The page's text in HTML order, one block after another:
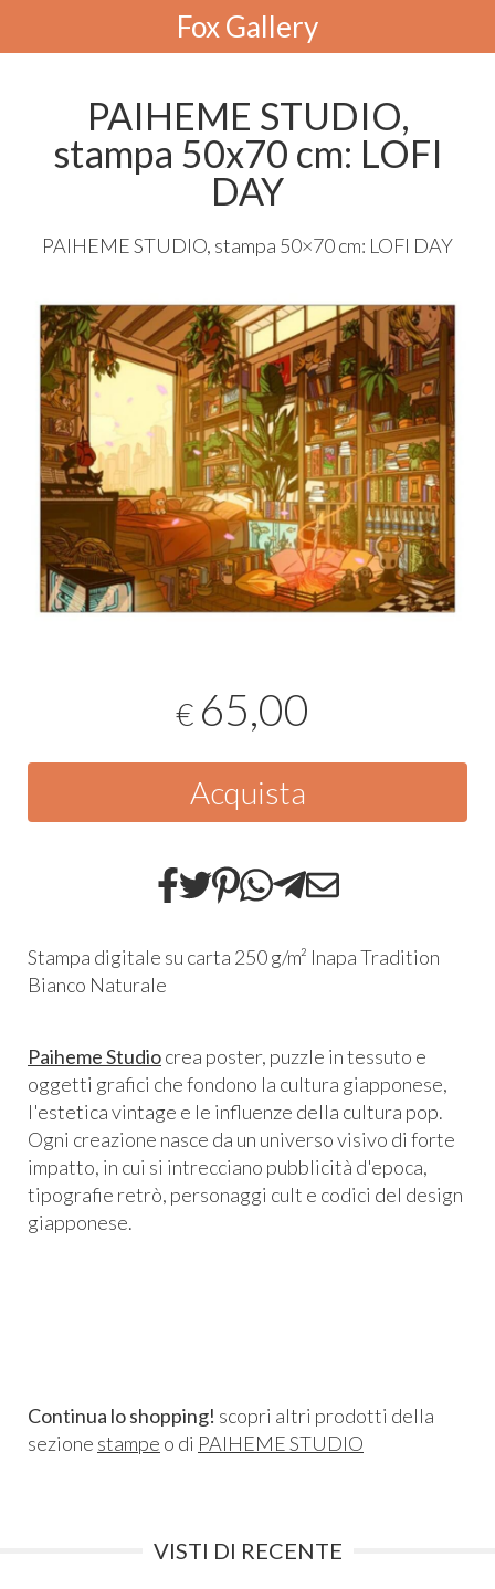
Fox Gallery
PAIHEME STUDIO,
stampa 50x70 cm: LOFI
DAY
PAIHEMESTUDIO, stampa 50×70 cm: LOFI DAY
€ 65,00
Acquista
Stampa digitale su carta 250 g/m² Inapa Tradition
Bianco Naturale
Paiheme Studiocrea poster, puzzle in tessuto e
oggetti grafici che fondono la cultura giapponese,
l'estetica vintage e le influenze della cultura pop.
Ogni creazione nasce da un universo visivo di forte
impatto, in cui si intrecciano pubblicità d'epoca,
tipografie retrò, personaggi cult e codici del design
giapponese.
Continua lo shopping! scopri altri prodotti della
sezione stampe o di PAIHEME STUDIO
VISTI DI RECENTE